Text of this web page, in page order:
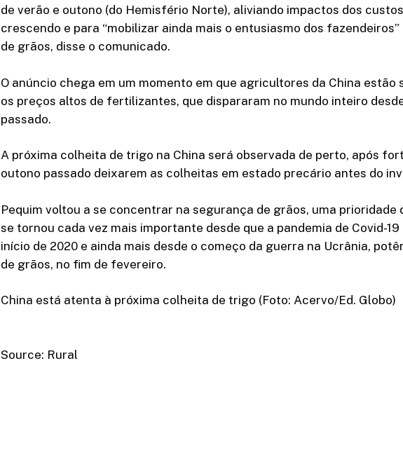
de verão e outono (do Hemisfério Norte), aliviando impactos dos
crescendo e para “mobilizar ainda mais o entusiasmo dos
de grãos, disse o comunicado.
O anúncio chega em um momento em que agricultores da China estão
os preços altos de fertilizantes, que dispararam no mundo inteiro
passado.
A próxima colheita de trigo na China será observada de perto, após
outono passado deixarem as colheitas em estado precário antes do
Pequim voltou a se concentrar na segurança de grãos, uma prioridade
se tornou cada vez mais importante desde que a pandemia de Covid-
início de 2020 e ainda mais desde o começo da guerra na Ucrânia,
de grãos, no fim de fevereiro.
China está atenta à próxima colheita de trigo (Foto: Acervo/Ed. Globo)
Source: Rural